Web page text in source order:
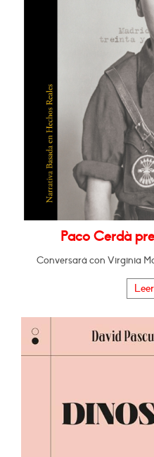
Paco Cerdà
Conversará con Virginia